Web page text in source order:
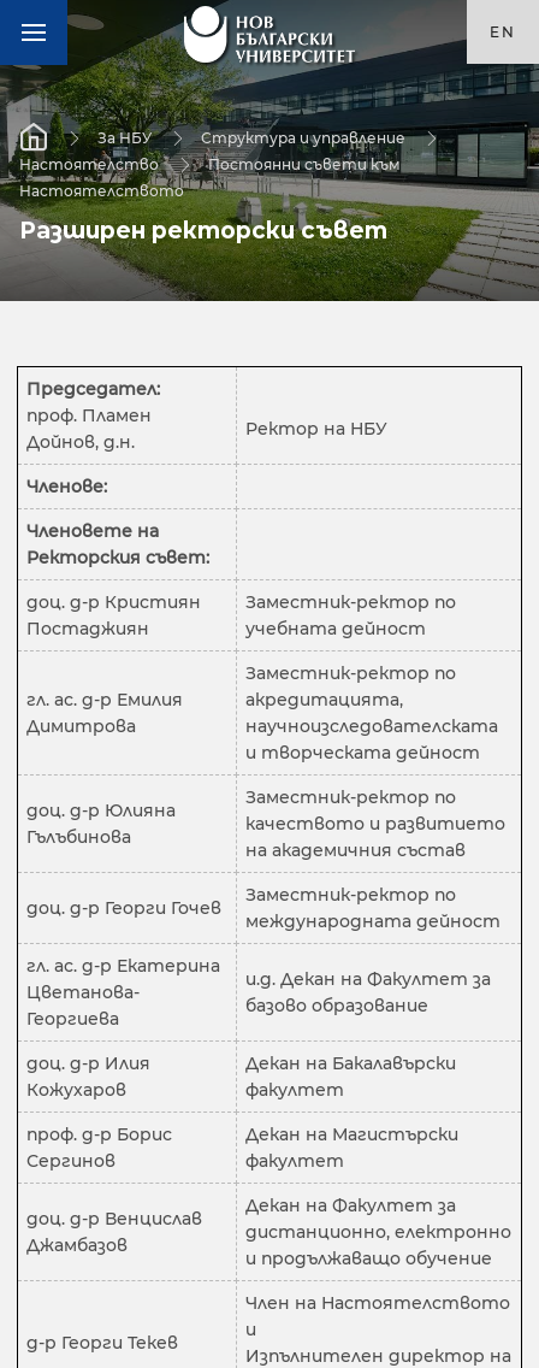
EN
За НБУ
Структура и управление
Настоятелство
Постоянни съвети към
Настоятелството
Разширен ректорски съвет
Председател:
проф. Пламен
Дойнов, д.н.
Ректор на НБУ
Членове:
Членовете на
Ректорския съвет:
доц. д-р Кристиян
Постаджиян
Заместник-ректор по
учебната дейност
гл. ас. д-р Емилия
Димитрова
Заместник-ректор по
акредитацията,
научноизследователската
и творческата дейност
доц. д-р Юлияна
Гълъбинова
Заместник-ректор по
качеството и развитието
на академичния състав
доц. д-р Георги Гочев
Заместник-ректор по
международната дейност
гл. ас. д-р Екатерина
Цветанова-
Георгиева
и.д. Декан на Факултет за
базово образование
доц. д-р Илия
Кожухаров
Декан на Бакалавърски
факултет
проф. д-р Борис
Сергинов
Декан на Магистърски
факултет
доц. д-р Венцислав
Джамбазов
Декан на Факултет за
дистанционно, електронно
и продължаващо обучение
д-р Георги Текев
Член на Настоятелството
и
Изпълнителен директор на